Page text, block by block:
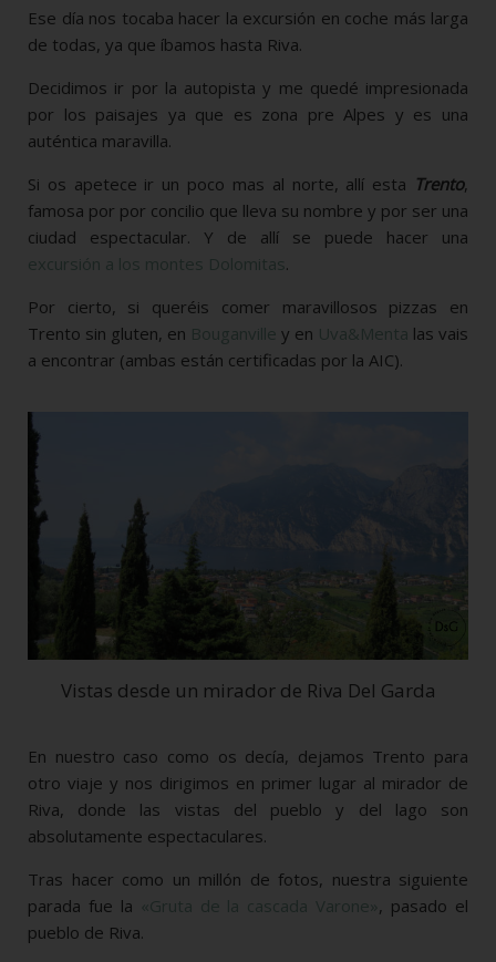
Ese día nos tocaba hacer la excursión en coche más larga
de todas, ya que íbamos hasta Riva.
Decidimos ir por la autopista y me quedé impresionada
por los paisajes ya que es zona pre Alpes y es una
auténtica maravilla.
Si os apetece ir un poco mas al norte, allí esta Trento,
famosa por por concilio que lleva su nombre y por ser una
ciudad espectacular. Y de allí se puede hacer una
excursión a los montes Dolomitas.
Por cierto, si queréis comer maravillosos pizzas en
Trento sin gluten, en Bouganville y en Uva&Menta las vais
a encontrar (ambas están certificadas por la AIC).
Vistas desde un mirador de Riva Del Garda
En nuestro caso como os decía, dejamos Trento para
otro viaje y nos dirigimos en primer lugar al mirador de
Riva, donde las vistas del pueblo y del lago son
absolutamente espectaculares.
Tras hacer como un millón de fotos, nuestra siguiente
parada fue la
«Gruta de la cascada Varone» , pasado el
pueblo de Riva.